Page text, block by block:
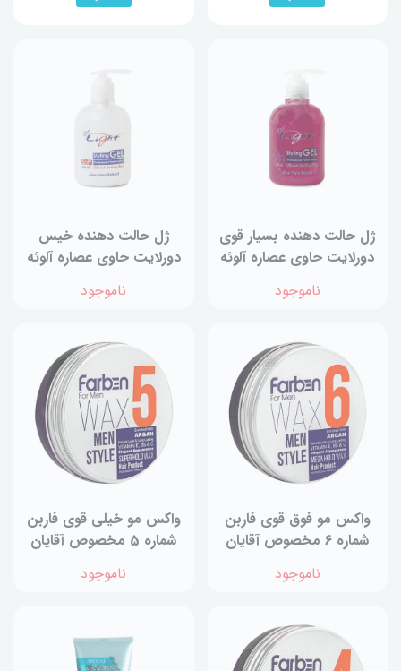
ژل حالت دهنده بسیار قوی
دورلایت حاوی عصاره آلوئه
ناموجود
ژل حالت دهنده خیس
دورلایت حاوی عصاره آلوئه
ناموجود
واکس مو فوق قوی فاربن
شماره 6 مخصوص آقایان
ناموجود
واکس مو خیلی قوی فاربن
شماره 5 مخصوص آقایان
ناموجود